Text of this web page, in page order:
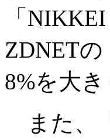
「
ZDNETの
8%を大き
また、